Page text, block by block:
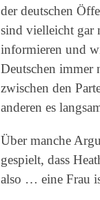
der deutschen
sind vielleicht gar
informieren und
Deutschen immer
zwischen den
anderen es
Über manche
gespielt, dass
also … eine Frau